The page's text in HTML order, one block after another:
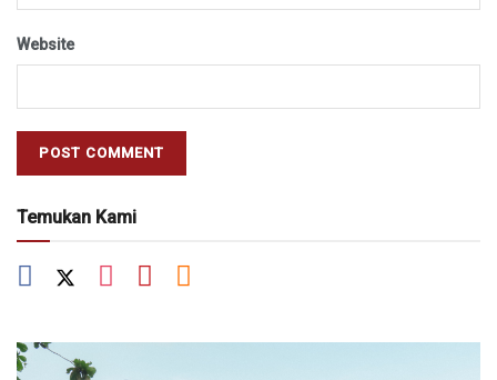
Website
Temukan Kami